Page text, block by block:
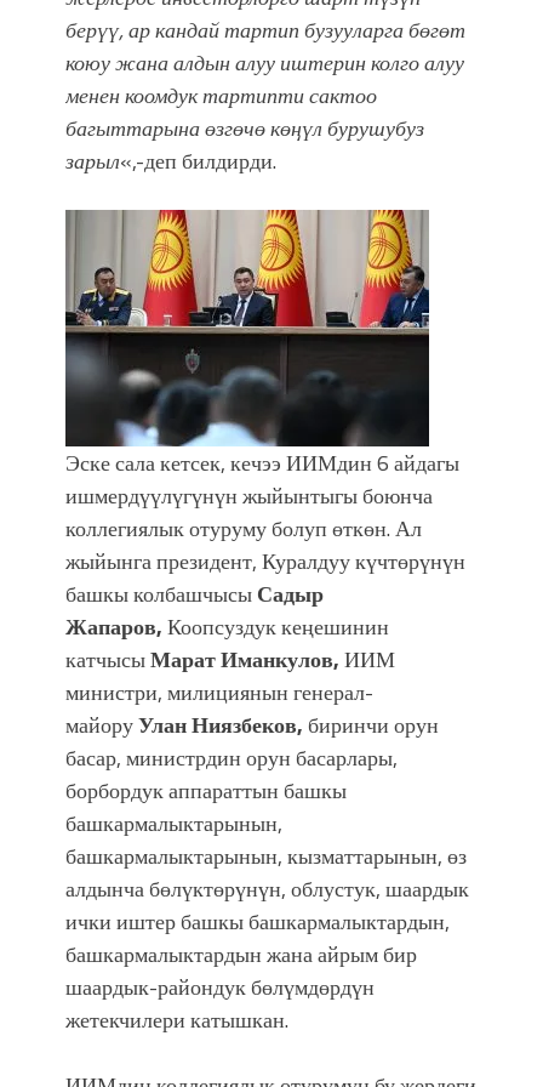
берүү, ар кандай тартип бузууларга бөгөт
коюу жана алдын алуу иштерин колго алуу
менен коомдук тартипти сактоо
багыттарына өзгөчө көңүл бурушубуз
зарыл«,-деп билдирди.
Эске сала кетсек, кечээ ИИМдин 6 айдагы
ишмердүүлүгүнүн жыйынтыгы боюнча
коллегиялык отуруму болуп өткөн. Ал
жыйынга президент, Куралдуу күчтөрүнүн
башкы колбашчысыСадыр
Жапаров,Коопсуздук кеңешинин
катчысыМарат Иманкулов,ИИМ
министри, милициянын генерал-
майоруУлан Ниязбеков,биринчи орун
басар, министрдин орун басарлары,
борбордук аппараттын башкы
башкармалыктарынын,
башкармалыктарынын, кызматтарынын, өз
алдынча бөлүктөрүнүн, облустук, шаардык
ички иштер башкы башкармалыктардын,
башкармалыктардын жана айрым бир
шаардык-райондук бөлүмдөрдүн
жетекчилери катышкан.